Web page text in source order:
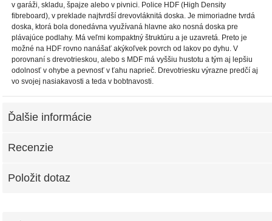
v garáži, skladu, špajze alebo v pivnici. Police HDF (High Density
fibreboard), v preklade najtvrdší drevovláknitá doska. Je mimoriadne tvrdá
doska, ktorá bola donedávna využívaná hlavne ako nosná doska pre
plávajúce podlahy. Má veľmi kompaktný štruktúru a je uzavretá. Preto je
možné na HDF rovno nanášať akýkoľvek povrch od lakov po dyhu. V
porovnaní s drevotrieskou, alebo s MDF má vyššiu hustotu a tým aj lepšiu
odolnosť v ohybe a pevnosť v ťahu naprieč. Drevotriesku výrazne predčí aj
vo svojej nasiakavosti a teda v bobtnavosti.
Ďalšie informácie
Recenzie
Položit dotaz